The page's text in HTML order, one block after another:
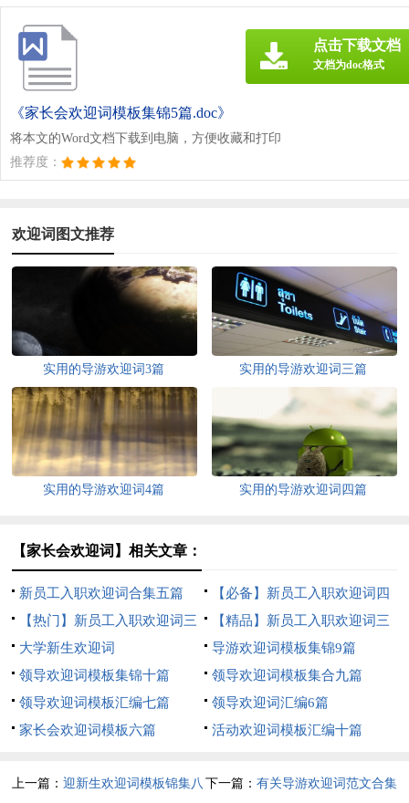
《家长会欢迎词模板集锦5篇.doc》
将本文的Word文档下载到电脑，方便收藏和打印
推荐度：
点击下载文档
文档为doc格式
欢迎词图文推荐
实用的导游欢迎词3篇 实用的导游欢迎词三篇
实用的导游欢迎词4篇 实用的导游欢迎词四篇
【家长会欢迎词】相关文章：
新员工入职欢迎词合集五篇
【必备】新员工入职欢迎词四
篇
【热门】新员工入职欢迎词三
篇
【精品】新员工入职欢迎词三
篇
大学新生欢迎词
导游欢迎词模板集锦9篇
领导欢迎词模板集锦十篇
领导欢迎词模板集合九篇
领导欢迎词模板汇编七篇
领导欢迎词汇编6篇
家长会欢迎词模板六篇
活动欢迎词模板汇编十篇
上一篇：迎新生欢迎词模板锦集八 下一篇： 有关导游欢迎词范文合集